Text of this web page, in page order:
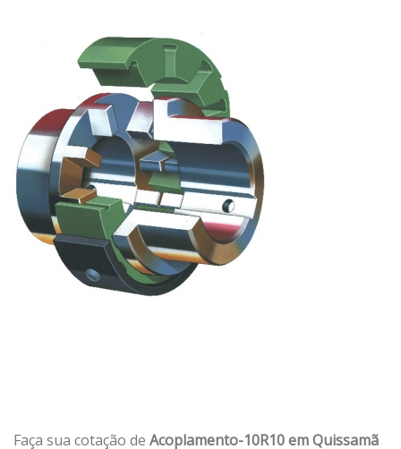
Faça sua cotação de Acoplamento-10R10 em Quissamã